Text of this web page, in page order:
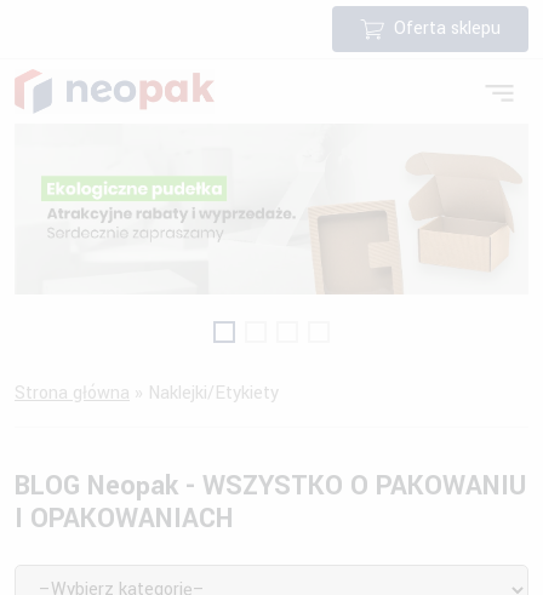
Oferta sklepu
Strona główna » Naklejki/Etykiety
BLOG Neopak - WSZYSTKO O PAKOWANIU
I OPAKOWANIACH